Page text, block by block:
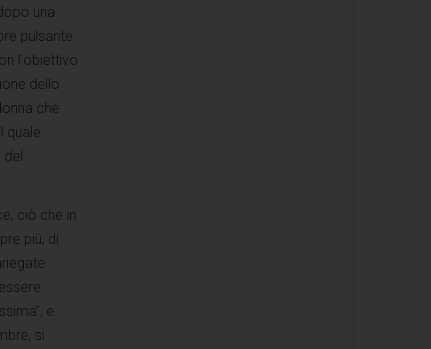
una
pulsante
l'obiettivo
dello
che
quale
del
ciò che in
più, di
e
si